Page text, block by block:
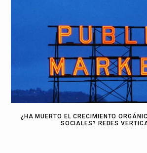
¿HA MUERTO EL CRECIMIENTO
SOCIALES? REDES